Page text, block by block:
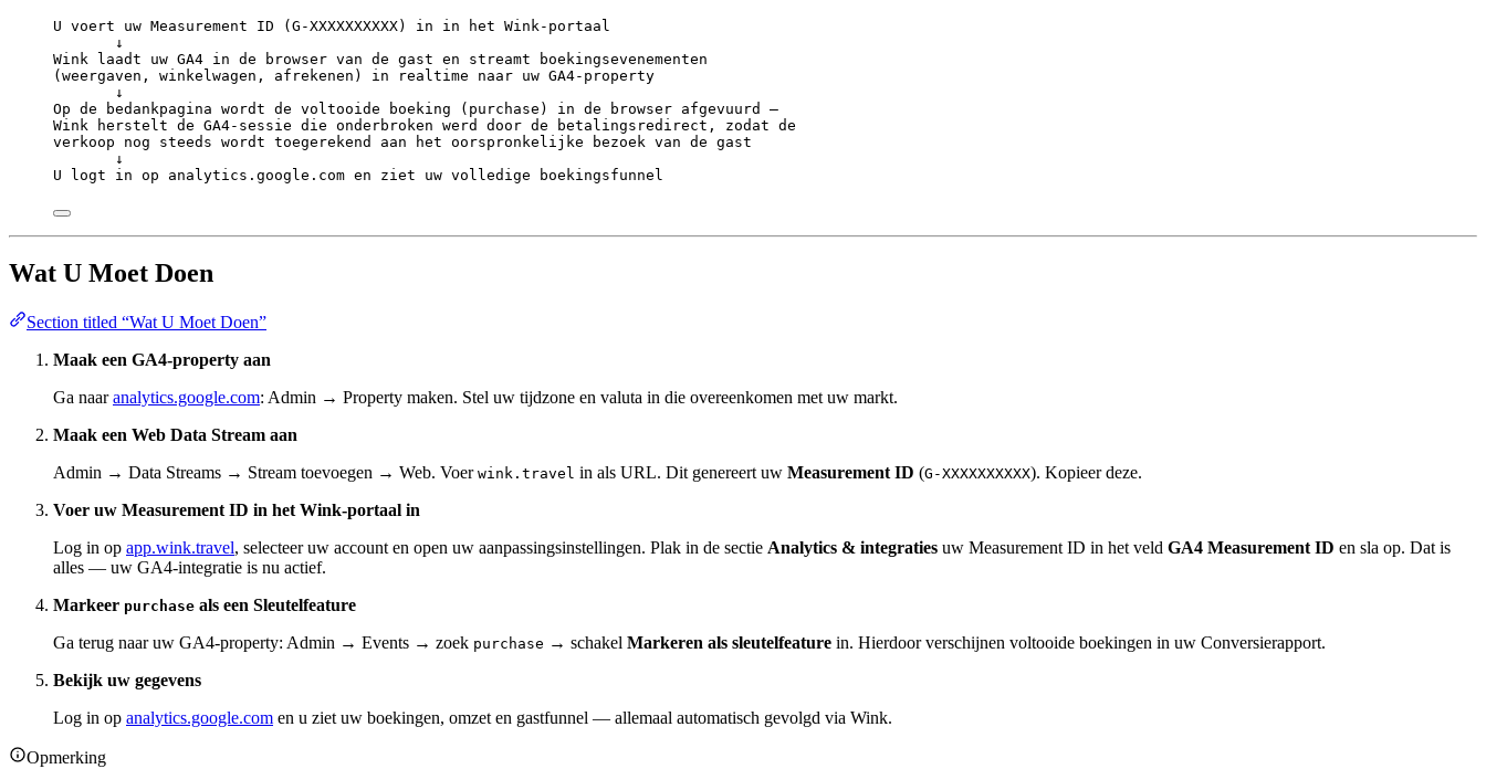
U voert uw Measurement ID (G-XXXXXXXXXX) in in het Wink-portaal
↓
Wink laadt uw GA4 in de browser van de gast en streamt boekingsevenementen
(weergaven, winkelwagen, afrekenen) in realtime naar uw GA4-property
↓
Op de bedankpagina wordt de voltooide boeking (purchase) in de browser afgevuurd —
Wink herstelt de GA4-sessie die onderbroken werd door de betalingsredirect, zodat de
verkoop nog steeds wordt toegerekend aan het oorspronkelijke bezoek van de gast
↓
U logt in op analytics.google.com en ziet uw volledige boekingsfunnel
Wat U Moet Doen
Section titled “Wat U Moet Doen”
Maak een GA4-property aan
Ga naaranalytics.google.com: Admin → Property maken. Stel uw tijdzone en valuta in die overeenkomen met uw markt.
Maak een Web Data Stream aan
Admin → Data Streams → Stream toevoegen → Web. Voer wink.travel in als URL. Dit genereert uw Measurement ID (G-XXXXXXXXXX). Kopieer deze.
Voer uw Measurement ID in het Wink-portaal in
Log in op app.wink.travel, selecteer uw account en open uw aanpassingsinstellingen. Plak in de sectie Analytics & integraties uw Measurement ID in het veld GA4 Measurement ID en sla op. Dat is
alles — uw GA4-integratie is nu actief.
Markeer purchase als een Sleutelfeature
Ga terug naar uw GA4-property: Admin → Events → zoek purchase → schakel Markeren als sleutelfeature in. Hierdoor verschijnen voltooide boekingen in uw Conversierapport.
Bekijk uw gegevens
Log in op analytics.google.com en u ziet uw boekingen, omzet en gastfunnel — allemaal automatisch gevolgd via Wink.
Opmerking